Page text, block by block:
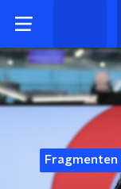
Fragmenten